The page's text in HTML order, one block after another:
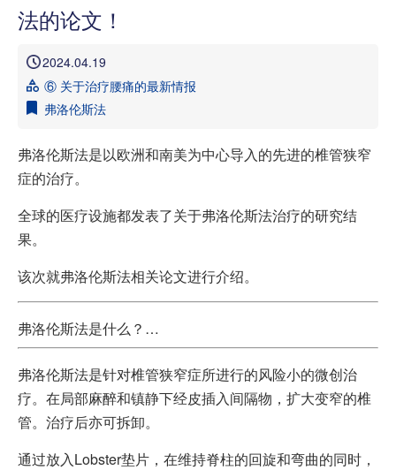
本院治疗病 症一览
医院介绍
就诊指南
媒体报道
治疗病例介绍 信息专栏
法的论文！
2024.04.19
⑥ 关于治疗腰痛的最新情报
弗洛伦斯法
弗洛伦斯法是以欧洲和南美为中心导入的先进的椎管狭窄
症的治疗。
全球的医疗设施都发表了关于弗洛伦斯法治疗的研究结
果。
该次就弗洛伦斯法相关论文进行介绍。
弗洛伦斯法是什么？…
弗洛伦斯法是针对椎管狭窄症所进行的风险小的微创治
疗。在局部麻醉和镇静下经皮插入间隔物，扩大变窄的椎
管。治疗后亦可拆卸。
通过放入Lobster垫片，在维持脊柱的回旋和弯曲的同时，